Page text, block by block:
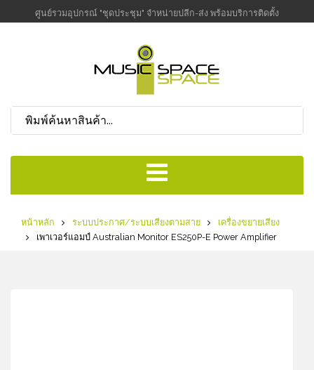
ศูนย์รวมอุปกรณ์ "ชุดประชุม" จำหน่ายปลีก-ส่ง พร้อมบริการติดตั้ง
หน้าหลัก ระบบประกาศ/ระบบเสียงตามสาย
เครื่องขยายเสียง
เพาเวอร์แอมป์ Australian Monitor ES250P-E Power Amplifier